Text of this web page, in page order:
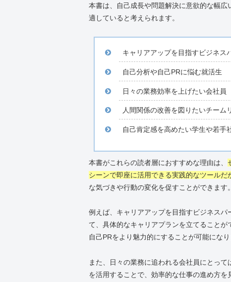
本書は、自己成長や問題解決に意欲的な幅
適していると考えられます。
キャリアアップを目指すビジネス
自己分析や自己PRに悩む就活生
日々の業務効率を上げたい会社員
人間関係の改善を図りたいチーム
自己肯定感を高めたい学生や若手
本書がこれらの読者層におすすめな理由は、
シーンで即座に活用できる実践的なツールだ
な気づきや行動の変化を促すことができます。
例えば、キャリアアップを目指すビジネス
て、具体的なキャリアプランを立てること
自己PRをより魅力的にすることが可能になり
また、日々の業務に追われる会社員にとっ
を活用することで、効率的な仕事の進め方